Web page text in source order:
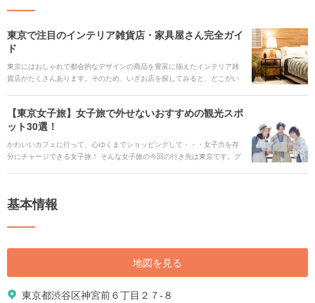
東京で注目のインテリア雑貨店・家具屋さん完全ガイ
ド
東京にはおしゃれで都会的なデザインの商品を豊富に揃えたインテリア雑
貨店がたくさんあります。そのため、いざお店を探してみると、どこがい
ね！
【東京女子旅】女子旅で外せないおすすめの観光スポ
ット30選！
かわいいカフェに行って、心ゆくまでショッピングして・・・女子力を存
分にチャージできる女子旅！ そんな女子旅の今回の行き先は東京です。グ
い。
基本情報
地図を見る
東京都渋谷区神宮前６丁目２７-８